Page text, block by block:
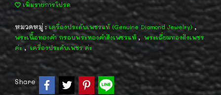
เพิ่มรายการโปรด
หมวดหมู่ :เครื่องประดับเพชรแท้ (Genuine Diamond Jewelry) ,
พระเนื้อทองคำ กรอบพระทองคำฝังเพชรแท้ , พระเลี่ยมทองฝังเพชร
ค่ะ , เครื่องประดับเพชร ค่ะ
Share